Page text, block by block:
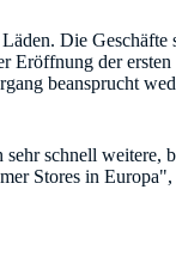
Die
Eröffnung der
beansprucht
schnell
Stores in Europa",